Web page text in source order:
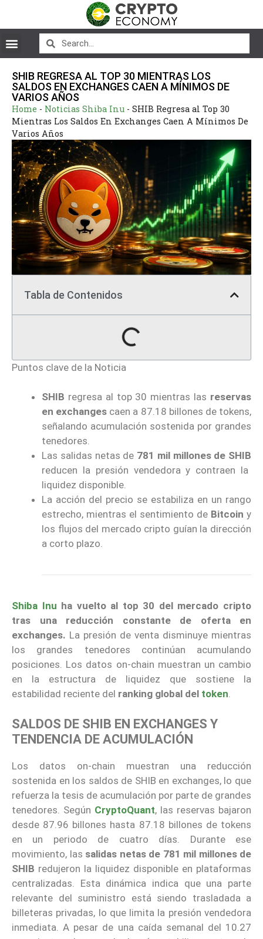
SHIB REGRESA AL TOP 30 MIENTRAS LOS
SALDOS EN EXCHANGES CAEN A MÍNIMOS DE
VARIOS AÑOS
Home - Noticias Shiba Inu - SHIB Regresa al Top 30
Mientras Los Saldos En Exchanges Caen A Mínimos De
Varios Años
Tabla de Contenidos
Puntos clave de la Noticia
SHIB regresa al top 30 mientras las reservas
en exchanges caen a 87.18 billones de tokens,
señalando acumulación sostenida por grandes
tenedores.
Las salidas netas de 781 mil millones de SHIB
reducen la presión vendedora y contraen la
liquidez disponible.
La acción del precio se estabiliza en un rango
estrecho, mientras el sentimiento de Bitcoin y
los flujos del mercado cripto guían la dirección
a corto plazo.
Shiba Inu ha vuelto al top 30 del mercado cripto
tras una reducción constante de oferta en
exchanges. La presión de venta disminuye mientras
los grandes tenedores continúan acumulando
posiciones. Los datos on-chain muestran un cambio
en la estructura de liquidez que sostiene la
estabilidad reciente del ranking global del token.
SALDOS DE SHIB EN EXCHANGES Y
TENDENCIA DE ACUMULACIÓN
Los datos on-chain muestran una reducción
sostenida en los saldos de SHIB en exchanges, lo que
refuerza la tesis de acumulación por parte de grandes
tenedores. Según CryptoQuant, las reservas bajaron
desde 87.96 billones hasta 87.18 billones de tokens
en un periodo de cuatro días. Durante ese
movimiento, las salidas netas de 781 mil millones de
SHIB redujeron la liquidez disponible en plataformas
centralizadas. Esta dinámica indica que una parte
relevante del suministro está siendo trasladada a
billeteras privadas, lo que limita la presión vendedora
inmediata. A pesar de una caída semanal del 10.27